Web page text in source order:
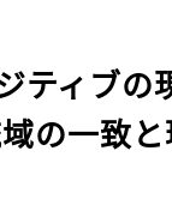
ティブの
の一致